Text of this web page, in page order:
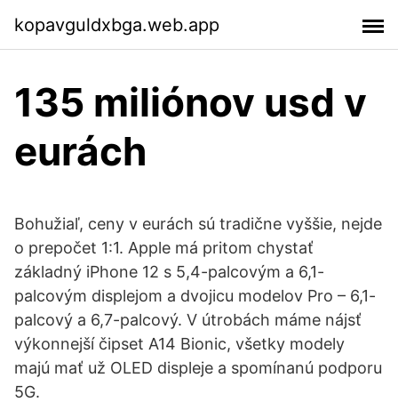
kopavguldxbga.web.app
135 miliónov usd v
eurách
Bohužiaľ, ceny v eurách sú tradične vyššie, nejde
o prepočet 1:1. Apple má pritom chystať
základný iPhone 12 s 5,4-palcovým a 6,1-
palcovým displejom a dvojicu modelov Pro – 6,1-
palcový a 6,7-palcový. V útrobách máme nájsť
výkonnejší čipset A14 Bionic, všetky modely
majú mať už OLED displeje a spomínanú podporu
5G.